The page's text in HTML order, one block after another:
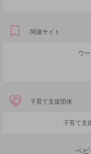
関連サイト
ウ
子育て支援団体
子育て支
ベビ